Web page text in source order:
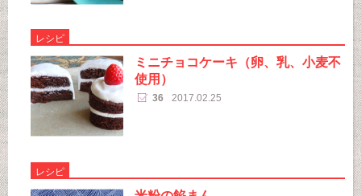
レシピ
ミニチョコケーキ（卵、乳、小麦不
使用）
36 2017.02.25
レシピ